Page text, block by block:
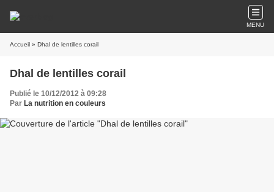
MENU
Accueil » Dhal de lentilles corail
Dhal de lentilles corail
Publié le 10/12/2012 à 09:28
Par La nutrition en couleurs